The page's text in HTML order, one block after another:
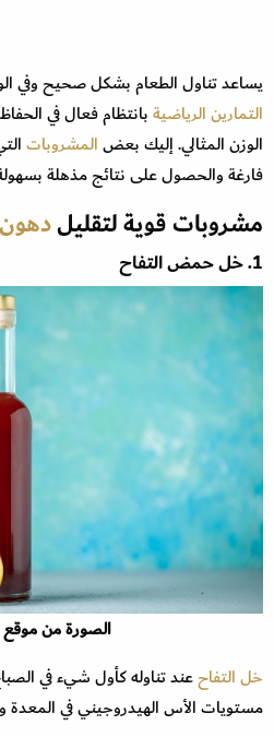
يساعد تناول الطعام بشكل صحيح وفي
التمارين الرياضيةبانتظام فعال في
الوزن المثالي. إليك بعضالمشروبات
فارغة والحصول على نتائج مذهلة
مشروبات قوية لتقليل
1. خل حمض التفاح
الصورة من موقع freepik
خل التفاحعند تناوله كأول شيء في
مستويات الأس الهيدروجيني في